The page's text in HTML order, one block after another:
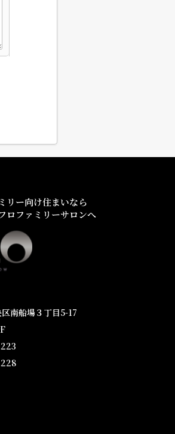
リー向け住まいなら
ロファミリーサロンへ
南船場３丁目5-17